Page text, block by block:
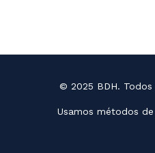
© 2025 BDH. Todos
Usamos métodos